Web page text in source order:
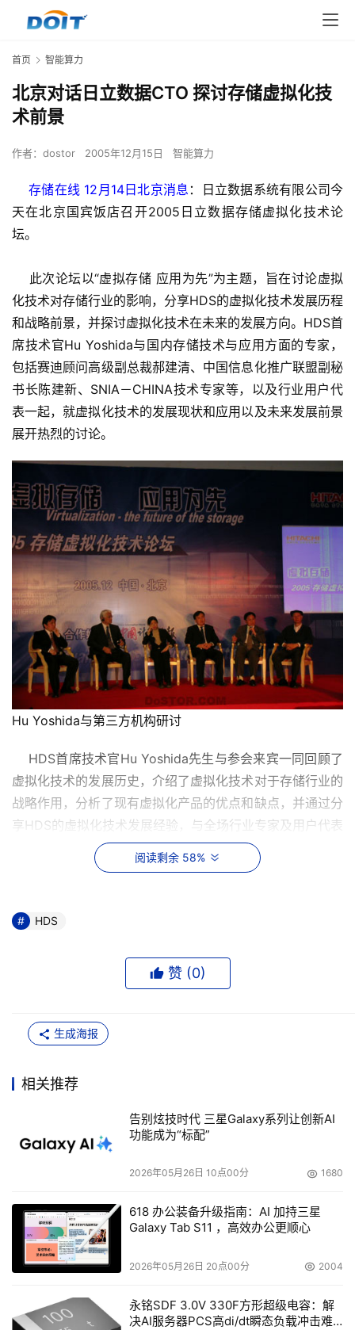
首页 智能算力
北京对话日立数据CTO 探讨存储虚拟化技
术前景
作者： dostor 2005年12月15日 智能算力
存储在线 12月14日北京消息 ：日立数据系统有限公司今
天在北京国宾饭店召开2005日立数据存储虚拟化技术论
坛。
此次论坛以“虚拟存储 应用为先”为主题，旨在讨论虚拟
化技术对存储行业的影响，分享HDS的虚拟化技术发展历程
和战略前景，并探讨虚拟化技术在未来的发展方向。HDS首
席技术官Hu Yoshida与国内存储技术与应用方面的专家，
包括赛迪顾问高级副总裁郝建清、中国信息化推广联盟副秘
书长陈建新、SNIA－CHINA技术专家等，以及行业用户代
表一起，就虚拟化技术的发展现状和应用以及未来发展前景
展开热烈的讨论。
Hu Yoshida与第三方机构研讨
HDS首席技术官Hu Yoshida先生与参会来宾一同回顾了
虚拟化技术的发展历史，介绍了虚拟化技术对于存储行业的
战略作用，分析了现有虚拟化产品的优点和缺点，并通过分
享HDS的虚拟化技术发展经验，与全场行业专家及用户代表
就厂商如何将技术与应用相结合、如何帮助用户将业务目标
与IT目标相结合等问题进行了深入的交流和探讨。
HDS首席技术官Hu Yoshida
HDS首席技术官Yoshida先生表示：“在‘面向应用而优
高度----远远超越到处理速度这种简单指标之外。相对于日
立数据带来的新型、先进的高端存储功能，例如逻辑分区、
嵌入式虚拟化、虚拟端口和跨异构平台的通用复制功能等，
其它存储厂商在虚拟化领域还处于发展阶段。”
作为高端存储虚拟化解决方案的平台，日立通用存储平台
阅读剩余 58%
HDS
赞 (0)
生成海报
相关推荐
告别炫技时代 三星Galaxy系列让创新AI
功能成为“标配”
2026年05月26日 10点00分 1680
618 办公装备升级指南：AI 加持三星
Galaxy Tab S11 ，高效办公更顺心
2026年05月26日 20点00分 2004
永铭SDF 3.0V 330F方形超级电容：解
决AI服务器PCS高di/dt瞬态负载冲击难